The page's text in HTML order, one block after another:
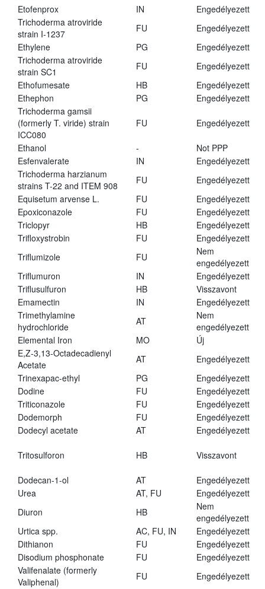
Etofenprox
IN
Engedélyezett
Trichoderma atroviride
strain I-1237
FU
Engedélyezett
Ethylene
PG
Engedélyezett
Trichoderma atroviride
strain SC1
FU
Engedélyezett
Ethofumesate
HB
Engedélyezett
Ethephon
PG
Engedélyezett
Trichoderma gamsii
(formerly T. viride) strain
ICC080
FU Engedélyezett
Ethanol -
Not PPP
Esfenvalerate
IN
Engedélyezett
Trichoderma harzianum
strains T-22 and ITEM 908
FU
Engedélyezett
Equisetum arvense L.
FU
Engedélyezett
Epoxiconazole
FU
Engedélyezett
Triclopyr
HB
Engedélyezett
Trifloxystrobin
FU
Engedélyezett
Triflumizole
FU
Nem
engedélyezett
Triflumuron
IN
Engedélyezett
Triflusulfuron
HB
Visszavont
Emamectin
IN
Engedélyezett
Trimethylamine
hydrochloride
AT
Nem
engedélyezett
Elemental Iron
MO
Új
E,Z-3,13-Octadecadienyl
Acetate
AT
Engedélyezett
Trinexapac-ethyl
PG
Engedélyezett
Dodine
FU
Engedélyezett
Triticonazole
FU
Engedélyezett
Dodemorph
FU
Engedélyezett
Dodecyl acetate
AT Engedélyezett
Tritosulforon HB Visszavont
Dodecan-1-ol AT
Engedélyezett
Urea
AT, FU
Engedélyezett
Diuron
HB
Nem
engedélyezett
Urtica spp.
AC, FU, IN
Engedélyezett
Dithianon
FU
Engedélyezett
Disodium phosphonate
FU
Engedélyezett
Valifenalate (formerly
Valiphenal)
FU Engedélyezett